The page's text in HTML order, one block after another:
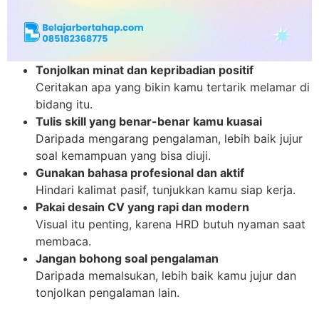
Tonjolkan minat dan kepribadian positif
Ceritakan apa yang bikin kamu tertarik melamar di
bidang itu.
Tulis skill yang benar-benar kamu kuasai
Daripada mengarang pengalaman, lebih baik jujur
soal kemampuan yang bisa diuji.
Gunakan bahasa profesional dan aktif
Hindari kalimat pasif, tunjukkan kamu siap kerja.
Pakai desain CV yang rapi dan modern
Visual itu penting, karena HRD butuh nyaman saat
membaca.
Jangan bohong soal pengalaman
Daripada memalsukan, lebih baik kamu jujur dan
tonjolkan pengalaman lain.